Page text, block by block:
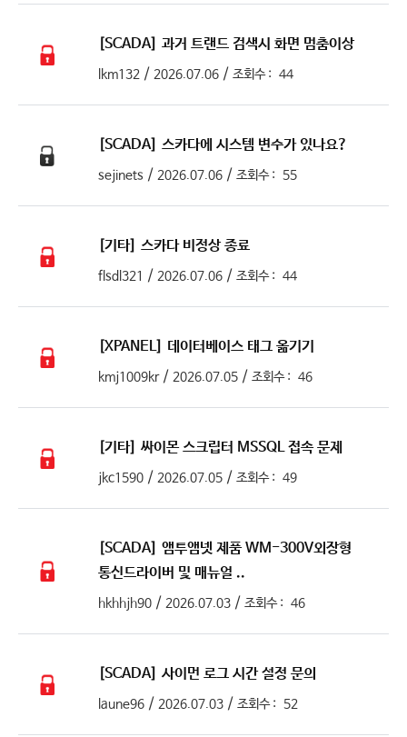
[SCADA] 과거 트랜드 검색시 화면 멈춤이상
lkm132 / 2026.07.06 / 조회수 : 44
[SCADA] 스카다에 시스템 변수가 있나요?
sejinets / 2026.07.06 / 조회수 : 55
[기타] 스카다 비정상 종료
flsdl321 / 2026.07.06 / 조회수 : 44
[XPANEL] 데이터베이스 태그 옮기기
kmj1009kr/ 2026.07.05 / 조회수 : 46
[기타] 싸이몬 스크립터 MSSQL 접속 문제
jkc1590 / 2026.07.05 / 조회수 : 49
[SCADA] 앰투앰넷 제품 WM-300V외장형
통신드라이버 및 매뉴얼 ..
hkhhjh90 / 2026.07.03 / 조회수 : 46
[SCADA] 사이먼 로그 시간 설정 문의
laune96 / 2026.07.03 / 조회수 : 52